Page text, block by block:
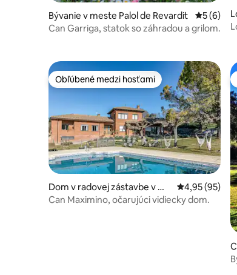
Bývanie v meste Palol de Revardit
5 (6)
Can Garriga, statok so záhradou a grilom.
Obľúbené medzi hosťami
Obľúbené medzi hosťami
Dom v radovej zástavbe v me
ste Vilavenut
Priemerné
4,95 (95)
Can Maximino, očarujúci vidiecky dom.